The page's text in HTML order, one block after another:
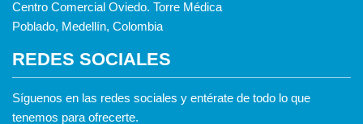
Centro Comercial Oviedo. Torre Médica
Poblado, Medellín, Colombia
REDES SOCIALES
Síguenos en las redes sociales y entérate de todo lo que
tenemos para ofrecerte.